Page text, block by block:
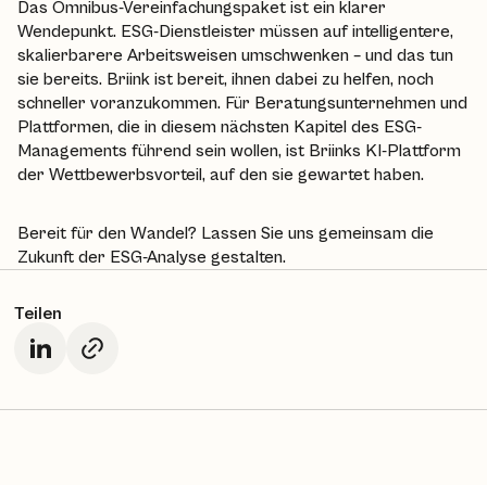
Teilen
Das Omnibus-Vereinfachungspaket ist ein klarer
Wendepunkt. ESG-Dienstleister müssen auf intelligentere,
skalierbarere Arbeitsweisen umschwenken – und das tun
sie bereits. Briink ist bereit, ihnen dabei zu helfen, noch
schneller voranzukommen. Für Beratungsunternehmen und
Plattformen, die in diesem nächsten Kapitel des ESG-
Managements führend sein wollen, ist Briinks KI-Plattform
der Wettbewerbsvorteil, auf den sie gewartet haben.
Bereit für den Wandel? Lassen Sie uns gemeinsam die
Zukunft der ESG-Analyse gestalten.